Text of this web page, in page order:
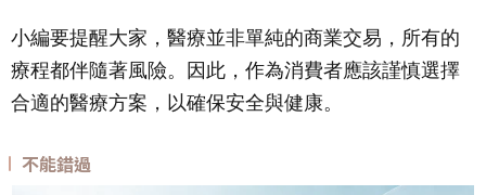
小編要提醒大家，醫療並非單純的商業交易，所有的
療程都伴隨著風險。因此，作為消費者應該謹慎選擇
合適的醫療方案，以確保安全與健康。
不能錯過